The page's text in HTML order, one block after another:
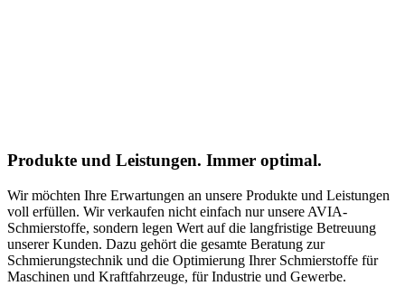
Produkte und Leistungen. Immer optimal.
Wir möchten Ihre Erwartungen an unsere Produkte und Leistungen
voll erfüllen. Wir verkaufen nicht einfach nur unsere AVIA-
Schmierstoffe, sondern legen Wert auf die langfristige Betreuung
unserer Kunden. Dazu gehört die gesamte Beratung zur
Schmierungstechnik und die Optimierung Ihrer Schmierstoffe für
Maschinen und Kraftfahrzeuge, für Industrie und Gewerbe.